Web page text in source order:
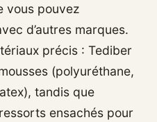
vous pouvez
d’autres marques.
précis : Tediber
(polyuréthane,
tandis que
ensachés pour